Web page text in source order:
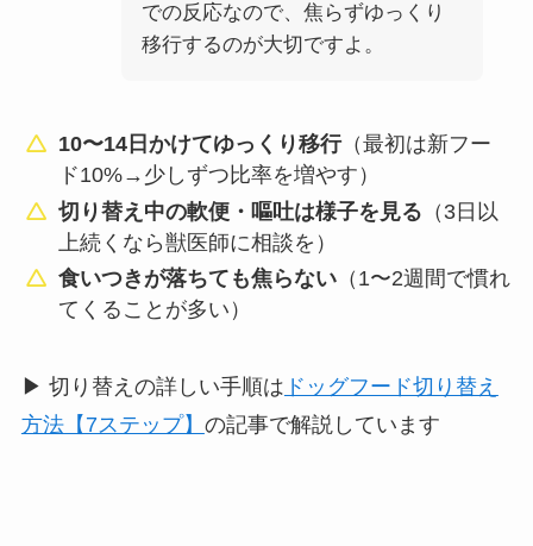
での反応なので、焦らずゆっくり
移行するのが大切ですよ。
10〜14日かけてゆっくり移行（最初は新フー
ド10%→少しずつ比率を増やす）
切り替え中の軟便・嘔吐は様子を見る （3日以
上続くなら獣医師に相談を）
食いつきが落ちても焦らない （1〜2週間で慣れ
てくることが多い）
▶ 切り替えの詳しい手順は ドッグフード切り替え
方法【7ステップ】 の記事で解説しています